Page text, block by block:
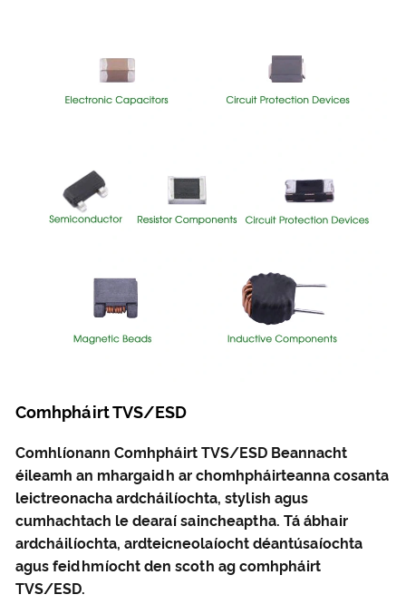
Comhpháirt TVS/ESD
Comhlíonann Comhpháirt TVS/ESD Beannacht
éileamh an mhargaidh ar chomhpháirteanna cosanta
leictreonacha ardcháilíochta, stylish agus
cumhachtach le dearaí saincheaptha. Tá ábhair
ardcháilíochta, ardteicneolaíocht déantúsaíochta
agus feidhmíocht den scoth ag comhpháirt
TVS/ESD.